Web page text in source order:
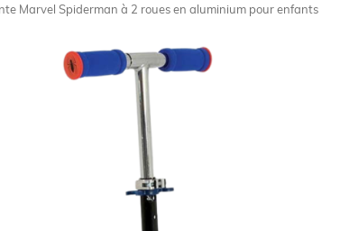
Marvel Spiderman à 2 roues en aluminium pour enfants